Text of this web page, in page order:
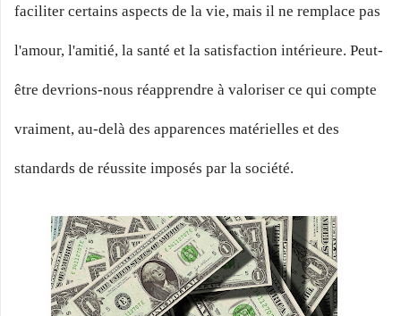
faciliter certains aspects de la vie, mais il ne remplace pas
l'amour, l'amitié, la santé et la satisfaction intérieure. Peut-
être devrions-nous réapprendre à valoriser ce qui compte
vraiment, au-delà des apparences matérielles et des
standards de réussite imposés par la société.